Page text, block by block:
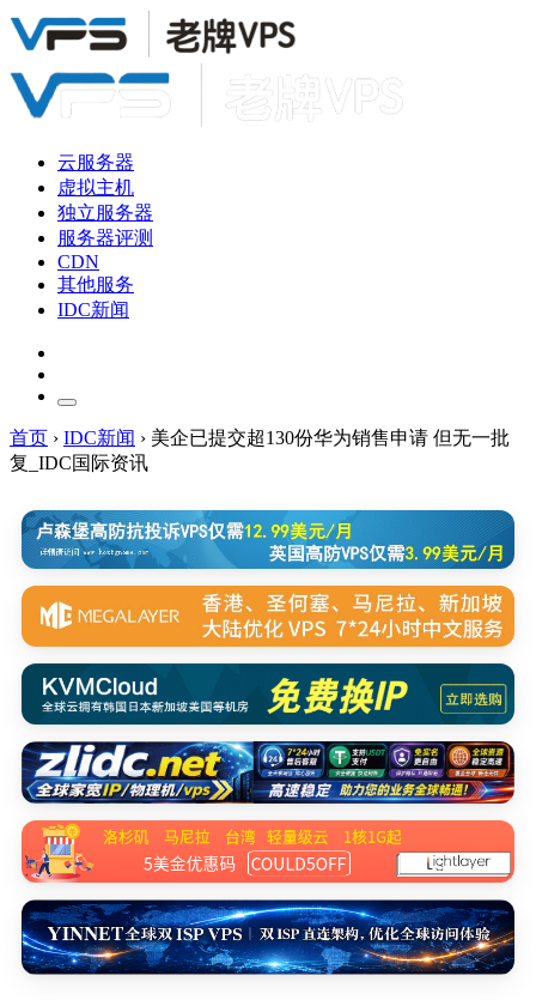
云服务器
虚拟主机
独立服务器
服务器评测
CDN
其他服务
IDC新闻
首页 › IDC新闻 › 美企已提交超130份华为销售申请 但无一批
复_IDC国际资讯